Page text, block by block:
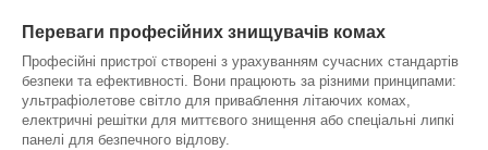
Переваги професійних знищувачів комах
Професійні пристрої створені з урахуванням сучасних стандартів
безпеки та ефективності. Вони працюють за різними принципами:
ультрафіолетове світло для приваблення літаючих комах,
електричні решітки для миттєвого знищення або спеціальні липкі
панелі для безпечного відлову.